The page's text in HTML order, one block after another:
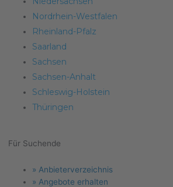
Nordrhein-Westfalen
Rheinland-Pfalz
Saarland
Sachsen
Sachsen-Anhalt
Schleswig-Holstein
Thüringen
Für Suchende
Menu
» Anbieterverzeichnis
» Angebote erhalten